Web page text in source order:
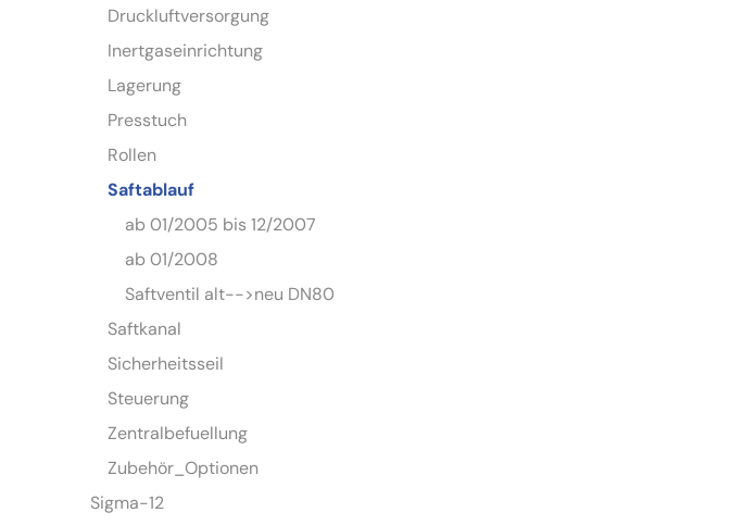
Druckluftversorgung
Inertgaseinrichtung
Lagerung
Presstuch
Rollen
Saftablauf
ab 01/2005 bis 12/2007
ab 01/2008
Saftventil alt-->neu DN80
Saftkanal
Sicherheitsseil
Steuerung
Zentralbefuellung
Zubehör_Optionen
Sigma-12